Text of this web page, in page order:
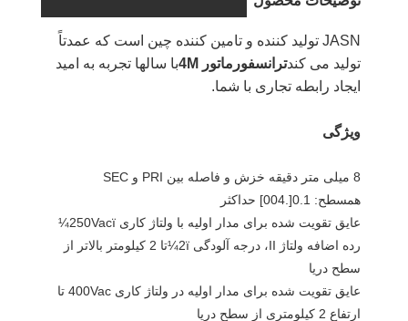
JASN تولید کننده و تامین کننده چین است که عمدتاً
تولید می کندترانسفورماتور 4M
با سالها تجربه به امید
ایجاد رابطه تجاری با شما.
ویژگی
8 میلی متر دقیقه خزش و فاصله بین PRI و SEC
همسطح: 0.1[.004] حداکثر
عایق تقویت شده برای مدار اولیه با ولتاژ کاری 250Vacï¼
رده اضافه ولتاژ II، درجه آلودگی 2ï¼تا 2 کیلومتر بالاتر از
سطح دریا
عایق تقویت شده برای مدار اولیه در ولتاژ کاری 400Vac تا
ارتفاع 2 کیلومتری از سطح دریا